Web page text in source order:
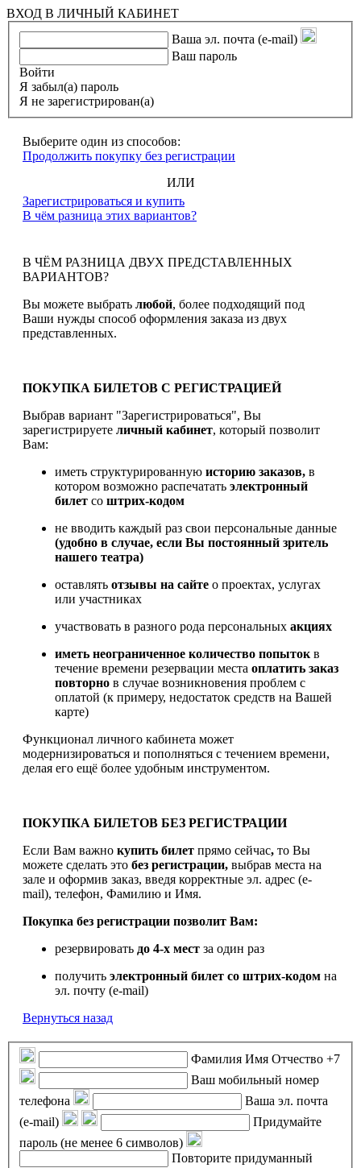
ВХОД В ЛИЧНЫЙ КАБИНЕТ
Ваша эл. почта (e-mail)
Ваш пароль
Войти
Я забыл(а) пароль
Я не зарегистрирован(а)
Выберите один из способов:
Продолжить покупку без регистрации
ИЛИ
Зарегистрироваться и купить
В чём разница этих вариантов?
В ЧЁМ РАЗНИЦА ДВУХ ПРЕДСТАВЛЕННЫХ
ВАРИАНТОВ?
Вы можете выбрать любой, более подходящий под
Ваши нужды способ оформления заказа из двух
представленных.
ПОКУПКА БИЛЕТОВ С РЕГИСТРАЦИЕЙ
Выбрав вариант "Зарегистрироваться", Вы
зарегистрируете личный кабинет, который позволит
Вам:
иметь структурированную историю заказов, в
котором возможно распечатать электронный
билет со штрих-кодом
не вводить каждый раз свои персональные данные
(удобно в случае, если Вы постоянный зритель
нашего театра)
оставлять отзывы на сайте о проектах, услугах
или участниках
участвовать в разного рода персональных акциях
иметь неограниченное количество попыток в
течение времени резервации места оплатить заказ
повторно в случае возникновения проблем с
оплатой (к примеру, недостаток средств на Вашей
карте)
Функционал личного кабинета может
модернизироваться и пополняться с течением времени,
делая его ещё более удобным инструментом.
ПОКУПКА БИЛЕТОВ БЕЗ РЕГИСТРАЦИИ
Если Вам важно купить билет прямо сейчас, то Вы
можете сделать это без регистрации, выбрав места на
зале и оформив заказ, введя корректные эл. адрес (e-
mail), телефон, Фамилию и Имя.
Покупка без регистрации позволит Вам:
резервировать до 4-х мест за один раз
получить электронный билет со штрих-кодом на
эл. почту (e-mail)
Вернуться назад
Фамилия Имя Отчество +7
Ваш мобильный номер
телефона
Ваша эл. почта
(e-mail)
Придумайте
пароль (не менее 6 символов)
Повторите придуманный